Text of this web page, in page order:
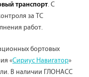
транспорт. С
за ТС
работ.
бортовых
«Сириус Навигатор»
В наличии ГЛОНАСС